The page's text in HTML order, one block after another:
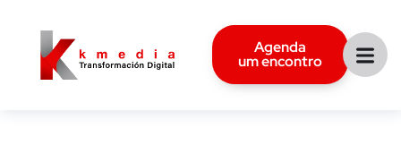
Agenda
um encontro